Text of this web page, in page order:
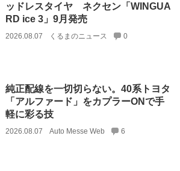
ッドレスタイヤ ネクセン「WINGUA
RD ice 3」9月発売
2026.08.07 くるまのニュース 0
純正配線を一切切らない。40系トヨタ
「アルファード」をカプラーONで手
軽に彩る技
2026.08.07 Auto Messe Web 6